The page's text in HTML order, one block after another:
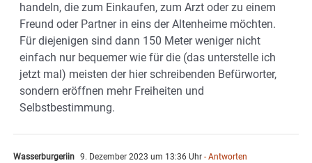
handeln, die zum Einkaufen, zum Arzt oder zu einem
Freund oder Partner in eins der Altenheime möchten.
Für diejenigen sind dann 150 Meter weniger nicht
einfach nur bequemer wie für die (das unterstelle ich
jetzt mal) meisten der hier schreibenden Befürworter,
sondern eröffnen mehr Freiheiten und
Selbstbestimmung.
Wasserburgeriin 9. Dezember 2023 um 13:36 Uhr - Antworten